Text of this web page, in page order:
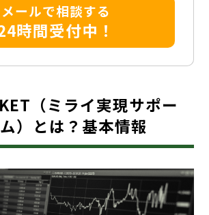
メールで相談する
時間受付中！
（ミライ実現サポー
）とは？基本情報